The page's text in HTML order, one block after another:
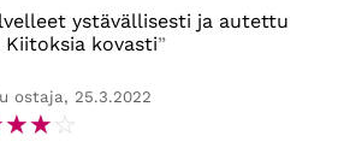
ystävällisesti ja autettu
kovasti
ostaja, 25.3.2022
☆☆☆